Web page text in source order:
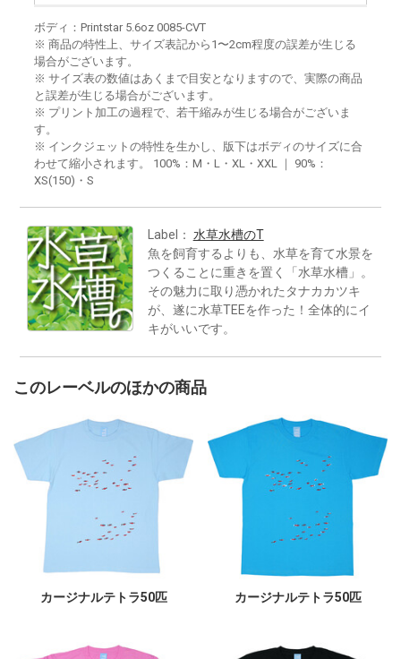
ボディ：Printstar 5.6oz 0085-CVT
※ 商品の特性上、サイズ表記から1〜2cm程度の誤差が生じる
場合がございます。
※ サイズ表の数値はあくまで目安となりますので、実際の商品
と誤差が生じる場合がございます。
※ プリント加工の過程で、若干縮みが生じる場合がございま
す。
※ インクジェットの特性を生かし、版下はボディのサイズに合
わせて縮小されます。 100%：M・L・XL・XXL ｜ 90%：
XS(150)・S
Label： 水草水槽のT
魚を飼育するよりも、水草を育て水景を
つくることに重きを置く「水草水槽」。
その魅力に取り憑かれたタナカカツキ
が、遂に水草TEEを作った！全体的にイ
キがいいです。
このレーベルのほかの商品
カージナルテトラ50匹 カージナルテトラ50匹